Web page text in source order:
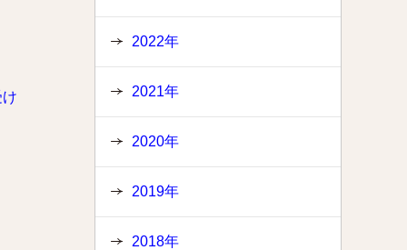
2022年
2021年
2020年
2019年
2018年